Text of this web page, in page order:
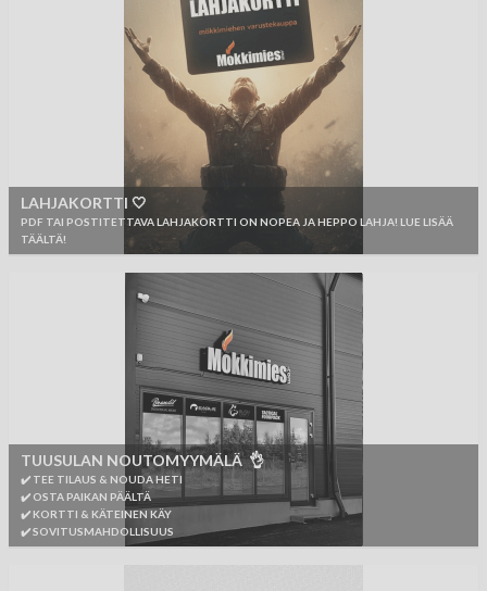
LAHJAKORTTI 🤍
PDF TAI POSTITETTAVA LAHJAKORTTI ON NOPEA JA HEPPO LAHJA! LUE LISÄÄ
TÄÄLTÄ!
TUUSULAN NOUTOMYYMÄLÄ 👌
✔️ TEE TILAUS & NOUDA HETI
✔️ OSTA PAIKAN PÄÄLTÄ
✔️ KORTTI & KÄTEINEN KÄY
✔️ SOVITUSMAHDOLLISUUS